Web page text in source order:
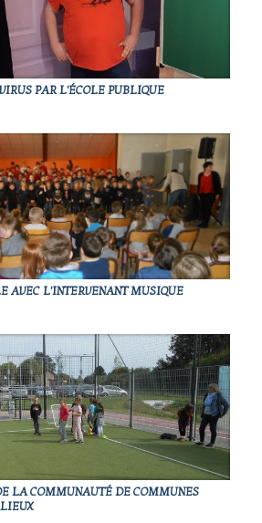
PAR L'ÉCOLE PUBLIQUE
AVEC L'INTERVENANT MUSIQUE
LA COMMUNAUTÉ DE COMMUNES